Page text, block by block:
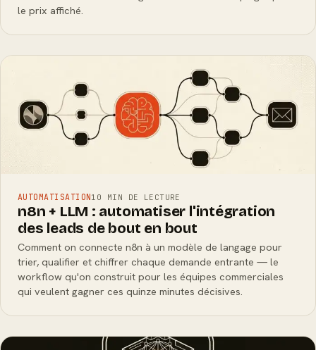
le prix affiché.
AUTOMATISATION10 MIN DE LECTURE
n8n + LLM : automatiser l'intégration
des leads de bout en bout
Comment on connecte n8n à un modèle de langage pour
trier, qualifier et chiffrer chaque demande entrante — le
workflow qu'on construit pour les équipes commerciales
qui veulent gagner ces quinze minutes décisives.